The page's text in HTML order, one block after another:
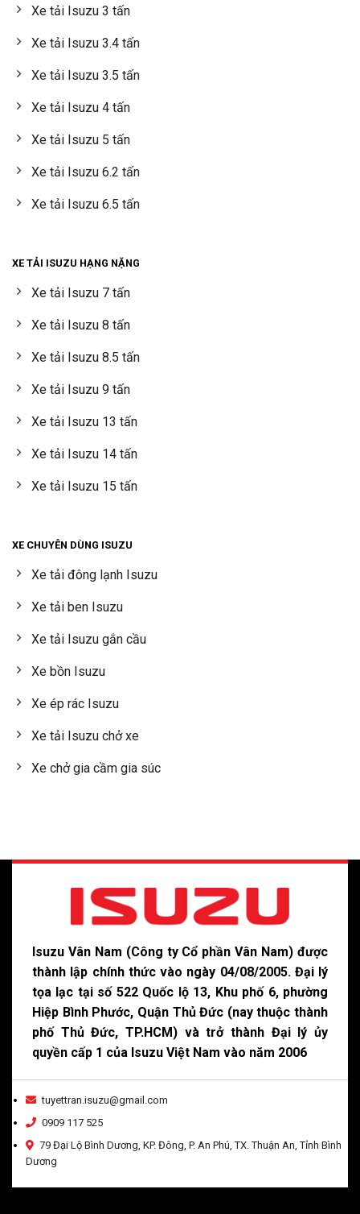
Xe tải Isuzu 3 tấn
Xe tải Isuzu 3.4 tấn
Xe tải Isuzu 3.5 tấn
Xe tải Isuzu 4 tấn
Xe tải Isuzu 5 tấn
Xe tải Isuzu 6.2 tấn
Xe tải Isuzu 6.5 tấn
XE TẢI ISUZU HẠNG NẶNG
Xe tải Isuzu 7 tấn
Xe tải Isuzu 8 tấn
Xe tải Isuzu 8.5 tấn
Xe tải Isuzu 9 tấn
Xe tải Isuzu 13 tấn
Xe tải Isuzu 14 tấn
Xe tải Isuzu 15 tấn
XE CHUYÊN DÙNG ISUZU
Xe tải đông lạnh Isuzu
Xe tải ben Isuzu
Xe tải Isuzu gắn cầu
Xe bồn Isuzu
Xe ép rác Isuzu
Xe tải Isuzu chở xe
Xe chở gia cầm gia súc
Isuzu Vân Nam (Công ty Cổ phần Vân Nam) được
thành lập chính thức vào ngày 04/08/2005. Đại lý
tọa lạc tại số 522 Quốc lộ 13, Khu phố 6, phường
Hiệp Bình Phước, Quận Thủ Đức (nay thuộc thành
phố Thủ Đức, TP.HCM) và trở thành Đại lý ủy
quyền cấp 1 của Isuzu Việt Nam vào năm 2006
tuyettran.isuzu@gmail.com
0909 117 525
79 Đại Lộ Bình Dương, KP. Đông, P. An Phú, TX. Thuận An, Tỉnh Bình
Dương